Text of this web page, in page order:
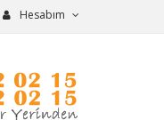
Hesabım